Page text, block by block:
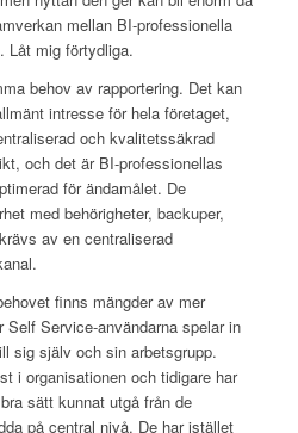
mellan BI-professionella
Låt mig förtydliga.
behov av rapportering. Det kan
intresse för hela företaget,
och kvalitetssäkrad
och det är BI-professionellas
för ändamålet. De
med behörigheter, backuper,
av en centraliserad
finns mängder av mer
Self Service-användarna spelar in
sig själv och sin arbetsgrupp.
i organisationen och tidigare har
sätt kunnat utgå från de
på central nivå. De har istället